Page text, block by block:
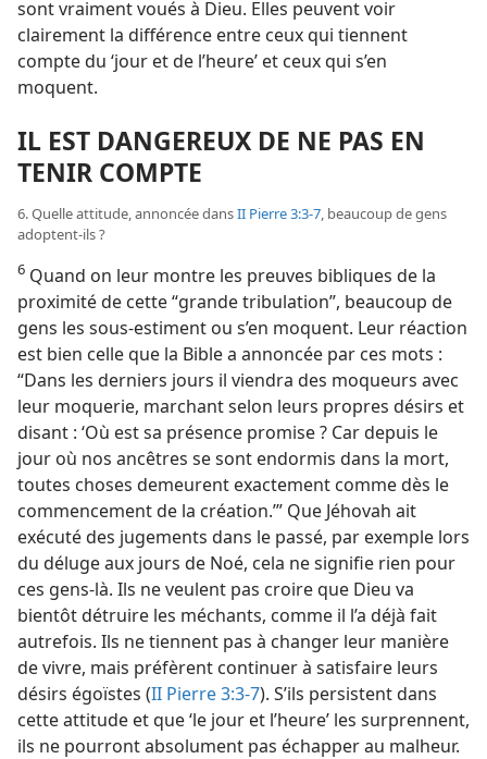
sont vraiment voués à Dieu. Elles peuvent voir
clairement la différence entre ceux qui tiennent
compte du ‘jour et de l’heure’ et ceux qui s’en
moquent.
IL EST DANGEREUX DE NE PAS EN
TENIR COMPTE
6. Quelle attitude, annoncée dansII Pierre 3:3-7, beaucoup de gens
adoptent-​ils ?
6 Quand on leur montre les preuves bibliques de la
proximité de cette “grande tribulation”, beaucoup de
gens les sous-estiment ou s’en moquent. Leur réaction
est bien celle que la Bible a annoncée par ces mots :
“Dans les derniers jours il viendra des moqueurs avec
leur moquerie, marchant selon leurs propres désirs et
disant : ‘Où est sa présence promise ? Car depuis le
jour où nos ancêtres se sont endormis dans la mort,
toutes choses demeurent exactement comme dès le
commencement de la création.’” Que Jéhovah ait
exécuté des jugements dans le passé, par exemple lors
du déluge aux jours de Noé, cela ne signifie rien pour
ces gens-​là. Ils ne veulent pas croire que Dieu va
bientôt détruire les méchants, comme il l’a déjà fait
autrefois. Ils ne tiennent pas à changer leur manière
de vivre, mais préfèrent continuer à satisfaire leurs
désirs égoïstes (II Pierre 3:3-7). S’ils persistent dans
cette attitude et que ‘le jour et l’heure’ les surprennent,
ils ne pourront absolument pas échapper au malheur.